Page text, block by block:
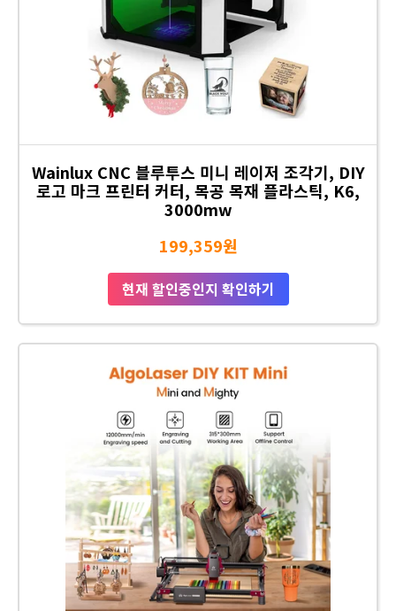
Wainlux CNC 블루투스 미니 레이저 조각기, DIY
로고 마크 프린터 커터, 목공 목재 플라스틱, K6,
3000mw
199,359원
현재 할인중인지 확인하기